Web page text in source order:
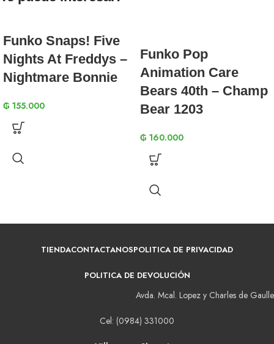
Funko Snaps! Five
Nights At Freddys –
Nightmare Bonnie
₲ 155.000
Funko Pop
Animation Care
Bears 40th – Champ
Bear 1203
₲ 160.000
TIENDACONTACTANOSPOLITICA DE PRIVACIDAD
POLITICA DE DEVOLUCIÓN
Avda. Mcal. Lopez y Charles de Gaulle
Cel: (0984) 331000